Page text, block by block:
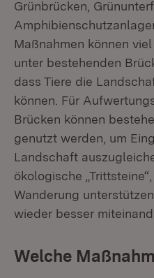
Grünbrücken,
Maßnahmen können
unter bestehenden
dass Tiere die
können. Für
Brücken können
genutzt werden, um
Landschaft
ökologische
Wanderung
wieder besser
Welche